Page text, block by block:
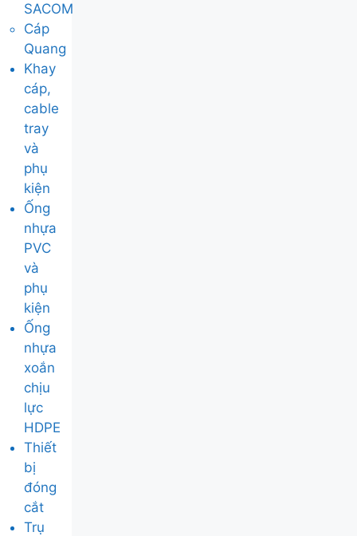
SACOM
Cáp
Quang
Khay
cáp,
cable
tray
và
phụ
kiện
Ống
nhựa
PVC
và
phụ
kiện
Ống
nhựa
xoắn
chịu
lực
HDPE
Thiết
bị
đóng
cắt
Trụ